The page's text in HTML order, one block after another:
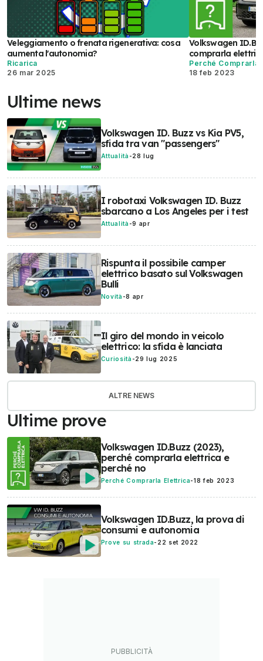
Veleggiamento o frenata rigenerativa: cosa
aumenta l'autonomia?
Ricarica
26 mar 2025
Volkswagen
comprarla
Perché Comprarla
18 feb 2023
Ultime news
Volkswagen ID. Buzz vs Kia PV5,
sfida tra van "passengers"
Attualità -28 lug
I robotaxi Volkswagen ID. Buzz
sbarcano a Los Angeles per i test
Attualità -9 apr
Rispunta il possibile camper
elettrico basato sul Volkswagen
Bulli
Novità -8 apr
Il giro del mondo in veicolo
elettrico: la sfida è lanciata
Curiosità -29 lug 2025
ALTRE NEWS
Ultime prove
Volkswagen ID.Buzz (2023),
perché comprarla elettrica e
perché no
Perché Comprarla Elettrica-18 feb 2023
Volkswagen ID.Buzz, la prova di
consumi e autonomia
Prove su strada- 22 set 2022